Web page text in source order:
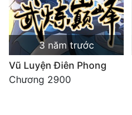
3 năm trước
Vũ Luyện Điên Phong
Chương 2900